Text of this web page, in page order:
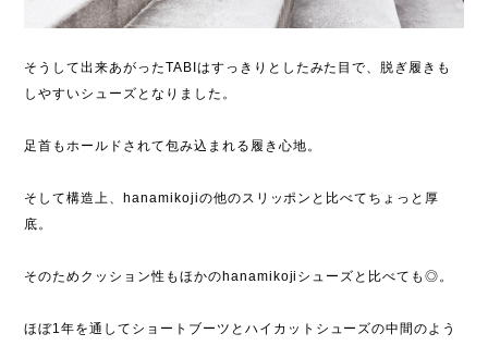
そうして出来あがったTABIはすっきりとしたみた目で、脱ぎ履きも
しやすいシューズとなりました。
足首もホールドされて包み込まれる履き心地。
そして構造上、hanamikojiの他のスリッポンと比べてちょっと厚
底。
そのためクッション性もほかのhanamikojiシューズと比べても◎。
ほぼ1年を通してショートブーツとハイカットシューズの中間のよう